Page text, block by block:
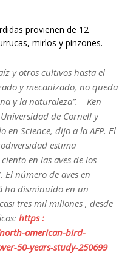
provienen de 12
mirlos y pinzones.
y otros cultivos hasta el
y mecanizado, no queda
y la naturaleza”. – Ken
de Cornell y
Science, dijo a la AFP. El
estima
en las aves de los
El número de aves en
ha disminuido en un
tres mil millones , desde
https :
american-bird-
50-years-study-250699